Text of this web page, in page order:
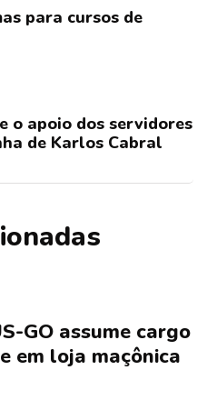
para cursos de
o apoio dos servidores
de Karlos Cabral
GO assume cargo
em loja maçônica